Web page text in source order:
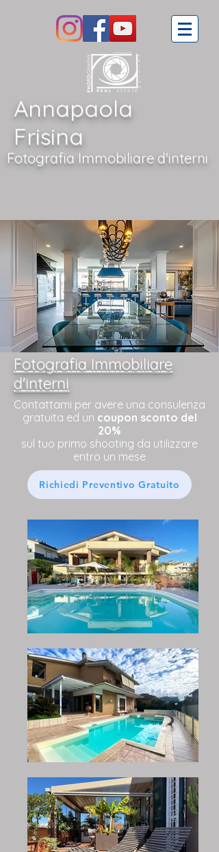
Annapaola
Frisina
Fotografia Immobiliare d'interni
Fotografia Immobiliare
d'interni
Contattami per avere una consulenza
gratuita ed un coupon sconto del
20%
sul tuo primo shooting da utilizzare
entro un mese
Richiedi Preventivo Gratuito